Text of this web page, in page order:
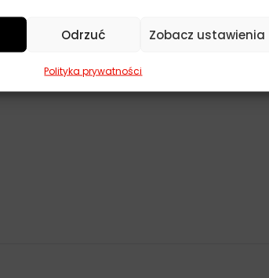
Odrzuć Zobacz ustawienia
Polityka prywatności